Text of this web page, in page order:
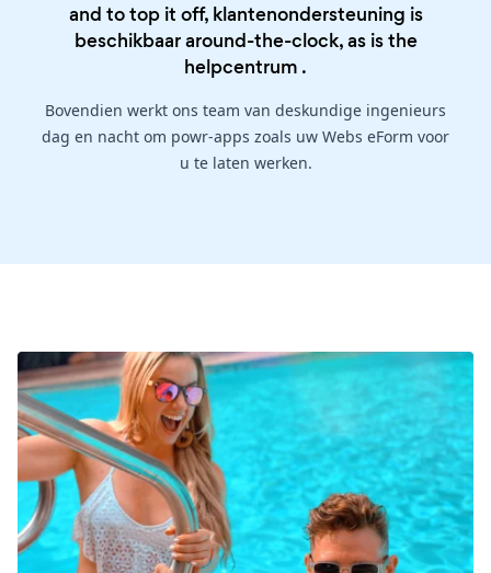
and to top it off, klantenondersteuning is
beschikbaar around-the-clock, as is the
helpcentrum .
Bovendien werkt ons team van deskundige ingenieurs
dag en nacht om powr-apps zoals uw Webs eForm voor
u te laten werken.